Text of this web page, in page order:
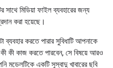
মিডিয়া ফাইল ব্যবহারের জন্য
করা হয়েছে।
করতে পারার সুবিধাটি আপনাকে
কী কাজ করতে পারবেন, সে বিষয়ে আরও
মডেলটিকে একটি সুস্বাদু খাবারের ছবি